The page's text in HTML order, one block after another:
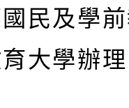
民及學
大學辦